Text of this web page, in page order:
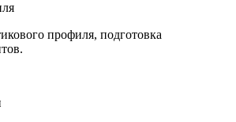
профиля, подготовка